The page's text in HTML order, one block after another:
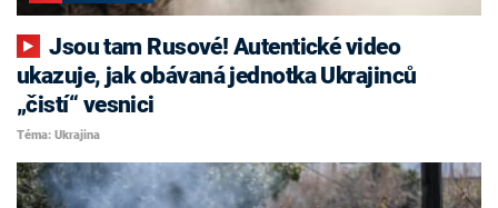
Jsou tam Rusové! Autentické video
ukazuje, jak obávaná jednotka Ukrajinců
„čistí“ vesnici
Téma: Ukrajina